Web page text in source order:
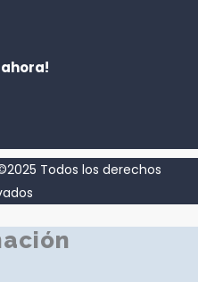
ahora!
Todos los derechos